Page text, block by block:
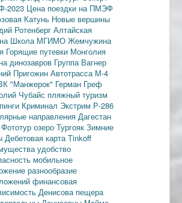
2023 Цена поездки на ПМЭФ
Катунь Новые вершины
Ротенберг Алтайская
Школа МГИМО Жемчужина
Горящие путевки Монголия
динозавров Группа Вагнер
Пригожин Автотрасса М-4
"Манжерок" Герман Греф
Чубайс пляжный туризм
Криминал Экстрим Р-286
направления Дагестан
Фототур озеро Тургояк Зимние
Дебетовая картаTinkoff
удобство
мобильное
разнообразие
финансовая
Денисова пещера